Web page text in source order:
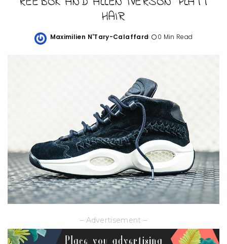
HAIR
Posted
Maximilien N'Tary-Calaffard 0 Min Read
– Advertisement –